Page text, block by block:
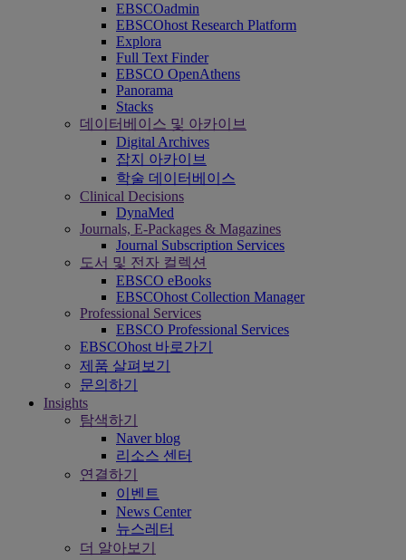
EBSCOadmin
EBSCOhost Research Platform
Explora
Full Text Finder
EBSCO OpenAthens
Panorama
Stacks
데이터베이스 및 아카이브
Digital Archives
잡지 아카이브
학술 데이터베이스
Clinical Decisions
DynaMed
Journals, E-Packages & Magazines
Journal Subscription Services
도서 및 전자 컬렉션
EBSCO eBooks
EBSCOhost Collection Manager
Professional Services
EBSCO Professional Services
EBSCOhost 바로가기
제품 살펴보기
문의하기
Insights
탐색하기
Naver blog
리소스 센터
연결하기
이벤트
News Center
뉴스레터
더 알아보기